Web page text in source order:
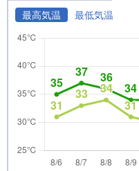
最高気温 最低気温